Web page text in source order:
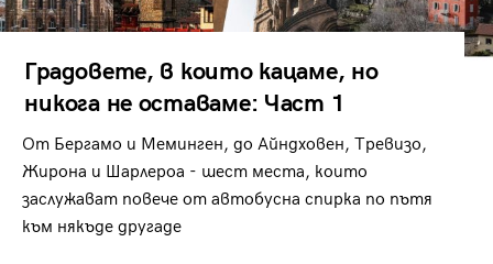
Градовете, в които кацаме, но
никога не оставаме: Част 1
От Бергамо и Меминген, до Айндховен, Тревизо,
Жирона и Шарлероа - шест места, които
заслужават повече от автобусна спирка по пътя
към някъде другаде